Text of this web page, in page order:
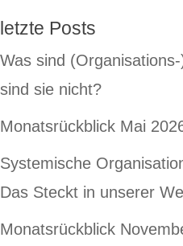
letzte Posts
Was sind
sind sie nicht?
Monatsrückblick Mai
Systemische
Das Steckt in unserer
Monatsrückblick